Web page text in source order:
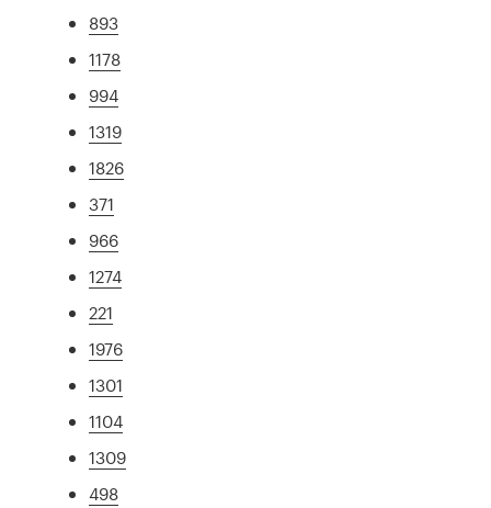
893
1178
994
1319
1826
371
966
1274
221
1976
1301
1104
1309
498